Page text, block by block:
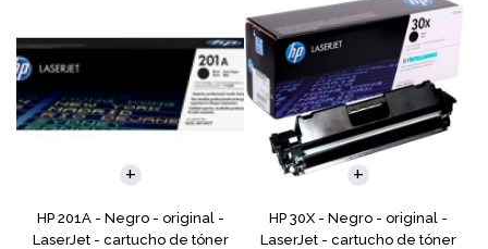
HP 201A - Negro - original -
LaserJet - cartucho de tóner
HP 30X - Negro - original -
LaserJet - cartucho de tóner